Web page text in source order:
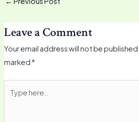
Leave a Comment
Your email address will not be published.
marked*
here..